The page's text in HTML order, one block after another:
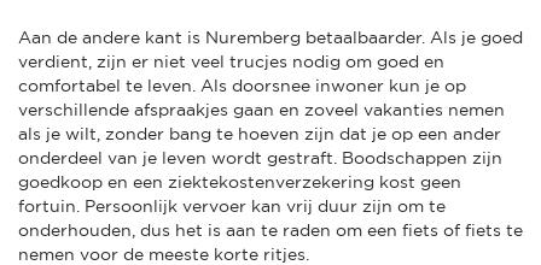
Aan de andere kant is Nuremberg betaalbaarder. Als je goed
verdient, zijn er niet veel trucjes nodig om goed en
comfortabel te leven. Als doorsnee inwoner kun je op
verschillende afspraakjes gaan en zoveel vakanties nemen
als je wilt, zonder bang te hoeven zijn dat je op een ander
onderdeel van je leven wordt gestraft. Boodschappen zijn
goedkoop en een ziektekostenverzekering kost geen
fortuin. Persoonlijk vervoer kan vrij duur zijn om te
onderhouden, dus het is aan te raden om een fiets of fiets te
nemen voor de meeste korte ritjes.